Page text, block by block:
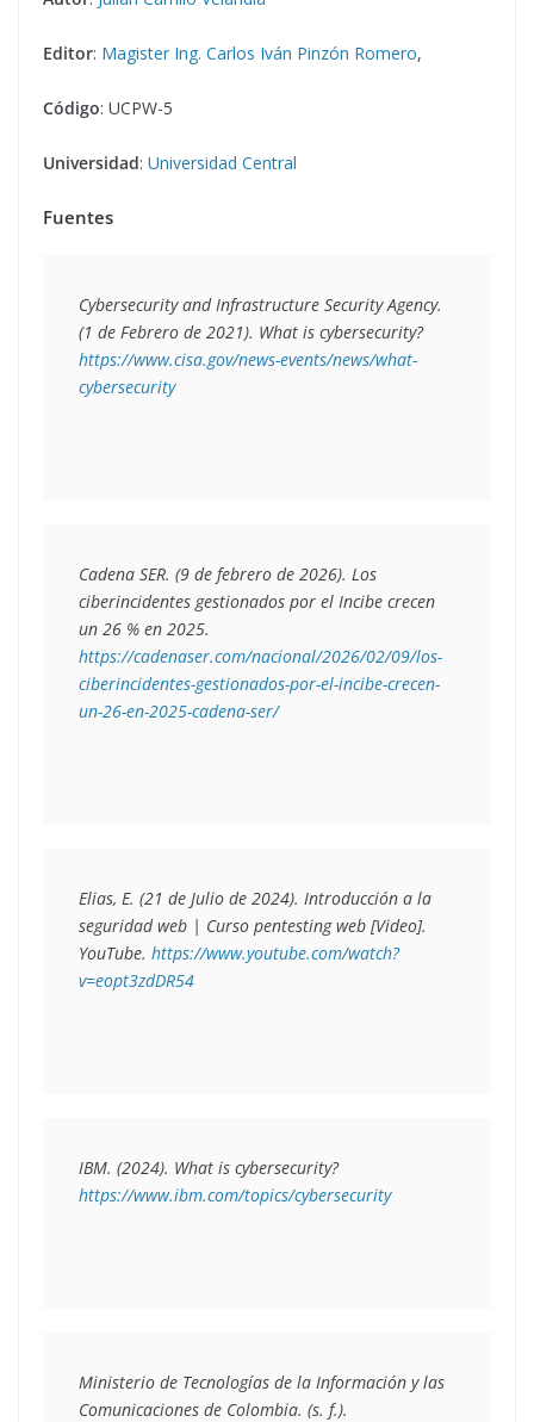
Editor: Magister Ing. Carlos Iván Pinzón Romero,
Código: UCPW-5
Universidad: Universidad Central
Fuentes
Cybersecurity and Infrastructure Security Agency.
(1 de Febrero de 2021). What is cybersecurity?
https://www.cisa.gov/news-events/news/what-
cybersecurity
Cadena SER. (9 de febrero de 2026). Los
ciberincidentes gestionados por el Incibe crecen
https://cadenaser.com/nacional/2026/02/09/los-
ciberincidentes-gestionados-por-el-incibe-crecen-
un-26-en-2025-cadena-ser/
Elias, E. (21 de Julio de 2024). Introducción a la
seguridad web | Curso pentesting web [Video].
YouTube. https://www.youtube.com/watch?
v=eopt3zdDR54
IBM. (2024). What is cybersecurity?
https://www.ibm.com/topics/cybersecurity
Ministerio de Tecnologías de la Información y las
Comunicaciones de Colombia. (s. f.).